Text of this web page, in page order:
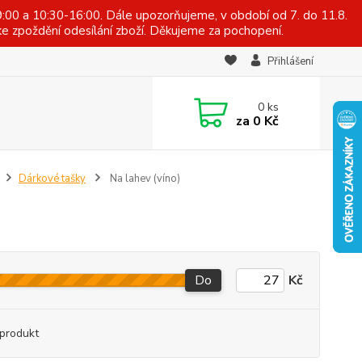
a 10:30-16:00. Dále upozorňujeme, v období od 7. do 11.8.
odesílání zboží. Děkujeme za pochopení.
Přihlášení
0ks
za 0 Kč
Dárkové tašky Na lahev (víno)
Do Kč